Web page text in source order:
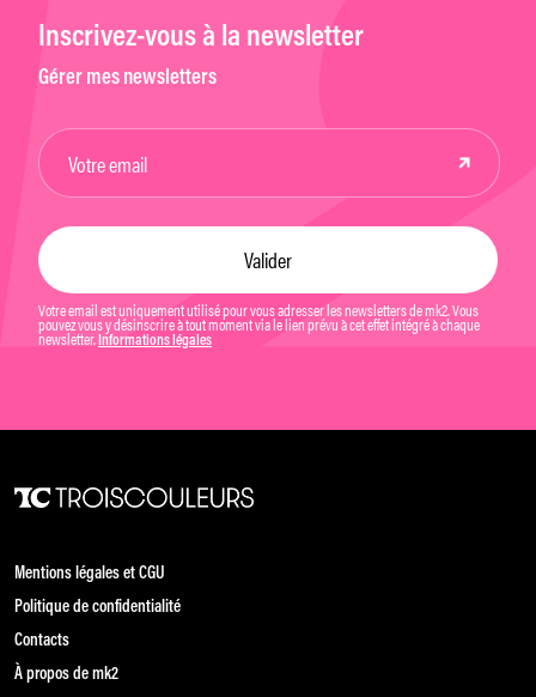
Inscrivez-vous à la newsletter
Gérer mes newsletters
Votre email est uniquement utilisé pour vous adresser les newsletters de mk2. Vous
pouvez vous y désinscrire à tout moment via le lien prévu à cet effet intégré à chaque
newsletter. Informations légales
Mentions légales et CGU
Politique de confidentialité
Contacts
À propos de mk2